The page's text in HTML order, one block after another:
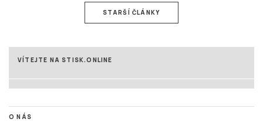
STARŠÍ ČLÁNKY
VÍTEJTE NA STISK.ONLINE
O NÁS